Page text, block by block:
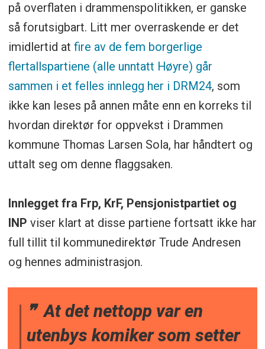
på overflaten i drammenspolitikken, er ganske
så forutsigbart. Litt mer overraskende er det
imidlertid at fire av de fem borgerlige
flertallspartiene (alle unntatt Høyre) går
sammen i et felles innlegg her i DRM24, som
ikke kan leses på annen måte enn en korreks til
hvordan direktør for oppvekst i Drammen
kommune Thomas Larsen Sola, har håndtert og
uttalt seg om denne flaggsaken.
Innlegget fra Frp, KrF, Pensjonistpartiet og
INP viser klart at disse partiene fortsatt ikke har
full tillit til kommunedirektør Trude Andresen
og hennes administrasjon.
At det nettopp var en
utenbys komiker som setter